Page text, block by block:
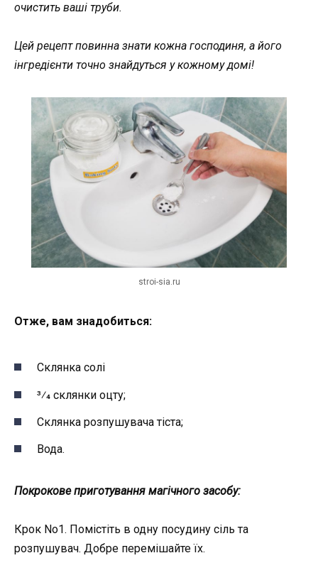
очистить ваші труби.
Цей рецепт повинна знати кожна господиня, а його
інгредієнти точно знайдуться у кожному домі!
stroi-sia.ru
Отже, вам знадобиться:
Склянка солі
3⁄4 склянки оцту;
Склянка розпушувача тіста;
Вода.
Покрокове приготування магічного засобу:
Крок No1. Помістіть в одну посудину сіль та
розпушувач. Добре перемішайте їх.